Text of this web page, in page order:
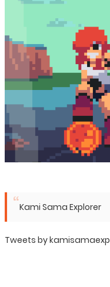
Kami Sama Explorer
Tweets by kamisamaexp